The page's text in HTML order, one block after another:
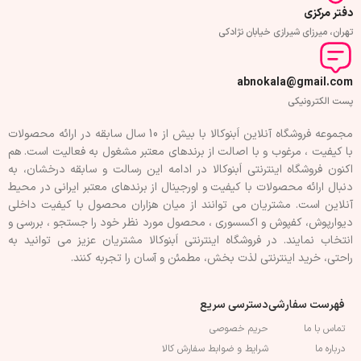
دفتر مرکزی
تهران، میرزای شیرازی خیابان نژادکی
abnokala@gmail.com
پست الکترونیکی
مجموعه فروشگاه آنلاین اَبنوکالا با بیش از 10 سال سابقه در ارائه محصولات
با کيفيت ، مرغوب و با اصالت از برندهای معتبر مشغول به فعاليت است. هم
اکنون فروشگاه اینترنتی اَبنوکالا در ادامه اين رسالت و سابقه درخشان، به
دنبال ارائه محصولات با کيفيت و اورجينال از برندهای معتبر ايرانی در محيط
آنلاين است. مشتريان می توانند از ميان هزاران محصول با کيفيت داخلی
دیوارپوش، کفپوش و اکسسوری ، محصول مورد نظر خود را جستجو ، بررسی و
انتخاب نمايند. در فروشگاه اینترنتی اَبنوکالا مشتريان عزیز می توانيد به
راحتی، خرید اینترنتی لذت بخش، مطمئن و آسان را تجربه کنند.
فهرست سفارشی
تماس با ما
درباره ما
دسترسی سریع
حریم خصوصی
شرایط و ضوابط سفارش کالا